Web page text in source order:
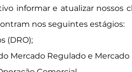
informar e atualizar nossos
nos seguintes estágios:
(DRO);
Mercado Regulado e Mercado